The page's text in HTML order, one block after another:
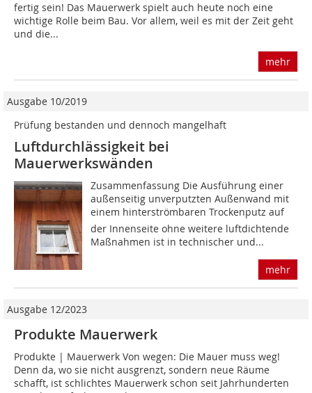
fertig sein! Das Mauerwerk spielt auch heute noch eine
wichtige Rolle beim Bau. Vor allem, weil es mit der Zeit geht
und die...
mehr
Ausgabe 10/2019
Prüfung bestanden und dennoch mangelhaft
Luftdurchlässigkeit bei
Mauerwerkswänden
Zusammenfassung Die Ausführung einer
außenseitig unverputzten Außenwand mit
einem hinterströmbaren Trockenputz auf
der Innenseite ohne weitere luftdichtende
Maßnahmen ist in technischer und...
mehr
Ausgabe 12/2023
Produkte Mauerwerk
Produkte | Mauerwerk Von wegen: Die Mauer muss weg!
Denn da, wo sie nicht ausgrenzt, sondern neue Räume
schafft, ist schlichtes Mauerwerk schon seit Jahrhunderten